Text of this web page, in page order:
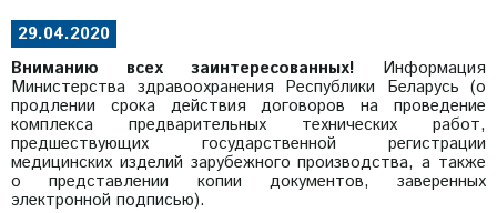
29.04.2020
Вниманию всех заинтересованных! Информация
Министерства здравоохранения Республики Беларусь (о
продлении срока действия договоров на проведение
комплекса предварительных технических работ,
предшествующих государственной регистрации
медицинских изделий зарубежного производства, а также
о представлении копии документов, заверенных
электронной подписью).